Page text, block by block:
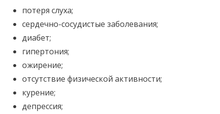
потеря слуха;
сердечно-сосудистые заболевания;
диабет;
гипертония;
ожирение;
отсутствие физической активности;
курение;
депрессия;